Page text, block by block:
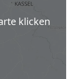
klicken